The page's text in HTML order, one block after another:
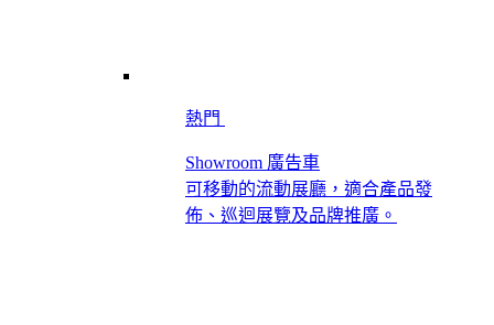
熱門
Showroom 廣告車
可移動的流動展廳，適合產品發
佈、巡迴展覽及品牌推廣。